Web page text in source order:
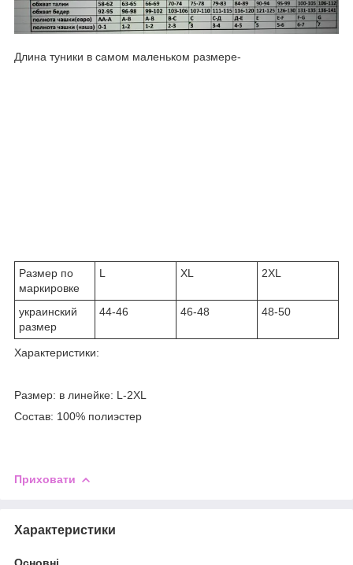
Длина туники в самом маленьком размере-
Размер по
маркировке
L XL 2XL
украинский
размер
44-46 46-48 48-50
Характеристики:
Размер: в линейке: L-2XL
Состав: 100% полиэстер
Приховати
Характеристики